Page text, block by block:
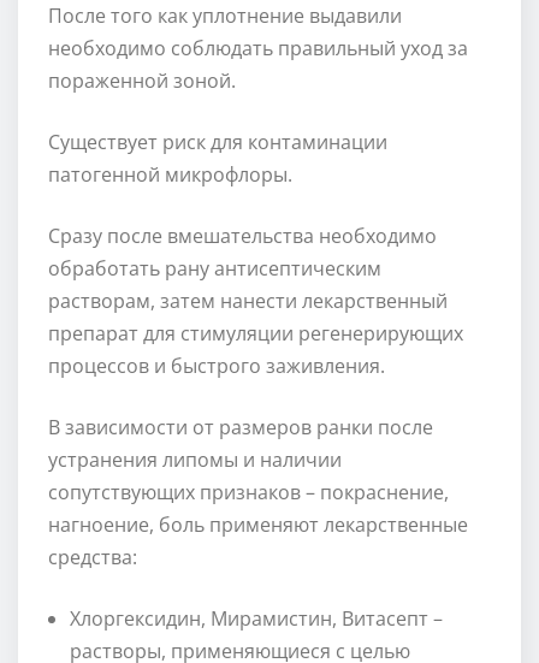
После того как уплотнение выдавили
необходимо соблюдать правильный уход за
пораженной зоной.
Существует риск для контаминации
патогенной микрофлоры.
Сразу после вмешательства необходимо
обработать рану антисептическим
растворам, затем нанести лекарственный
препарат для стимуляции регенерирующих
процессов и быстрого заживления.
В зависимости от размеров ранки после
устранения липомы и наличии
сопутствующих признаков – покраснение,
нагноение, боль применяют лекарственные
средства:
Хлоргексидин, Мирамистин, Витасепт –
растворы, применяющиеся с целью